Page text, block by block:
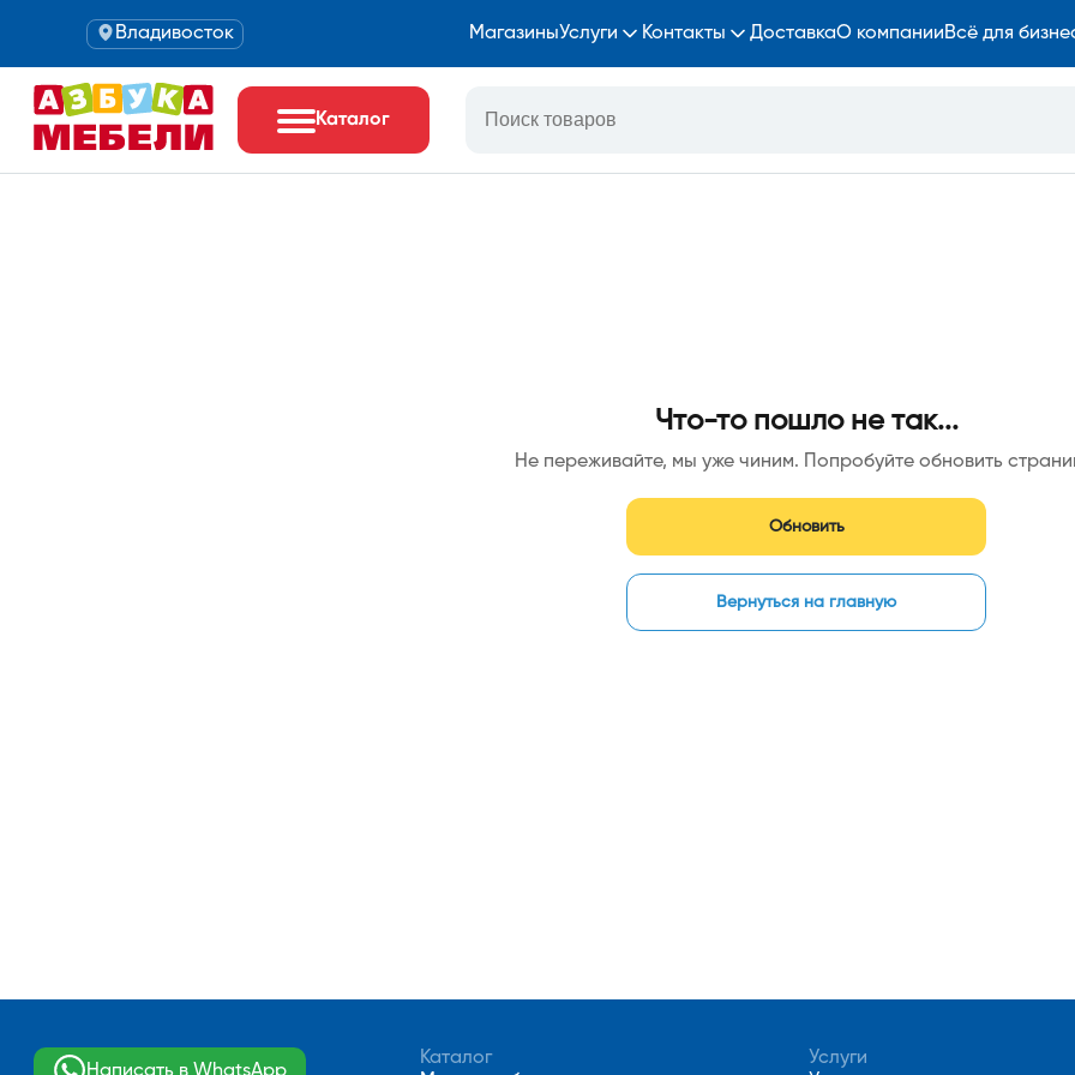
Владивосток МагазиныУслуги Контакты ДоставкаО компанииВсё для
Каталог
Что-то пошло не так...
Не переживайте, мы уже чиним. Попробуйте обновить
Обновить
Вернуться на главную
Написать в WhatsApp
Каталог
Услуги